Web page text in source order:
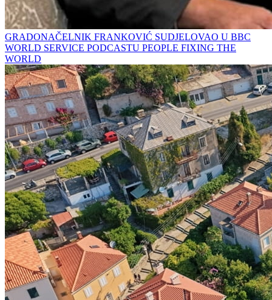
GRADONAČELNIK FRANKOVIĆ SUDJELOVAO U BBC
WORLD SERVICE PODCASTU PEOPLE FIXING THE
WORLD